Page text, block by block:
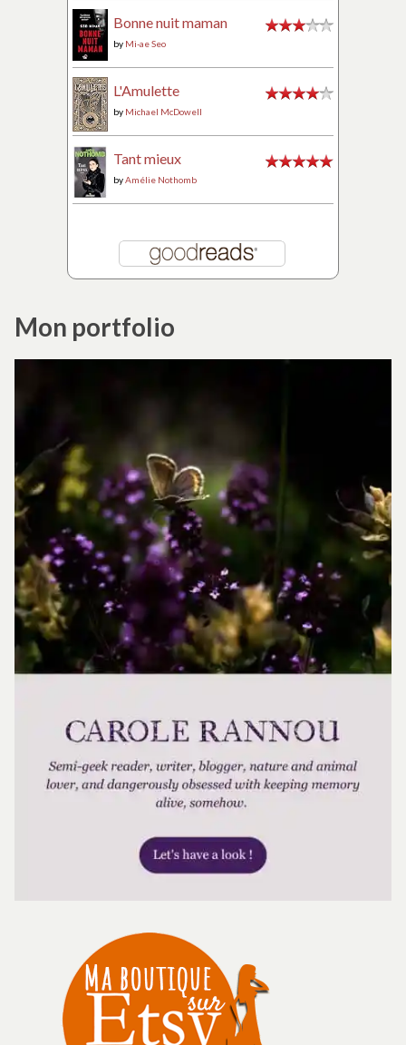
Bonne nuit maman
by Mi-ae Seo
L'Amulette
by Michael McDowell
Tant mieux
byAmélie Nothomb
Mon portfolio